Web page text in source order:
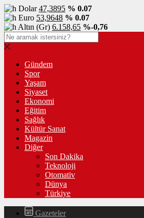
Dolar47,3895 % 0.07
Euro 53,9648 % 0.07
Altın (Gr) 6.158,65 %-0,76
Gündem
Spor
Yaşam
Siyaset
Ekonomi
Eğitim
Sağlık
Kültür Sanat
Magazin
Diğer
Son Dakika
Teknoloji
Otomativ
Dünya
Türkiye
Gazeteler